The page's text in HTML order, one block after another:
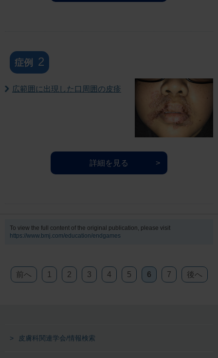
症例 2
広範囲に出現した口周囲の皮疹
詳細を見る
To view the full content of the original publication, please visit
https://www.bmj.com/education/endgames
前へ 1 2 3 4 5 6 7 後へ
皮膚科関連学会/情報検索